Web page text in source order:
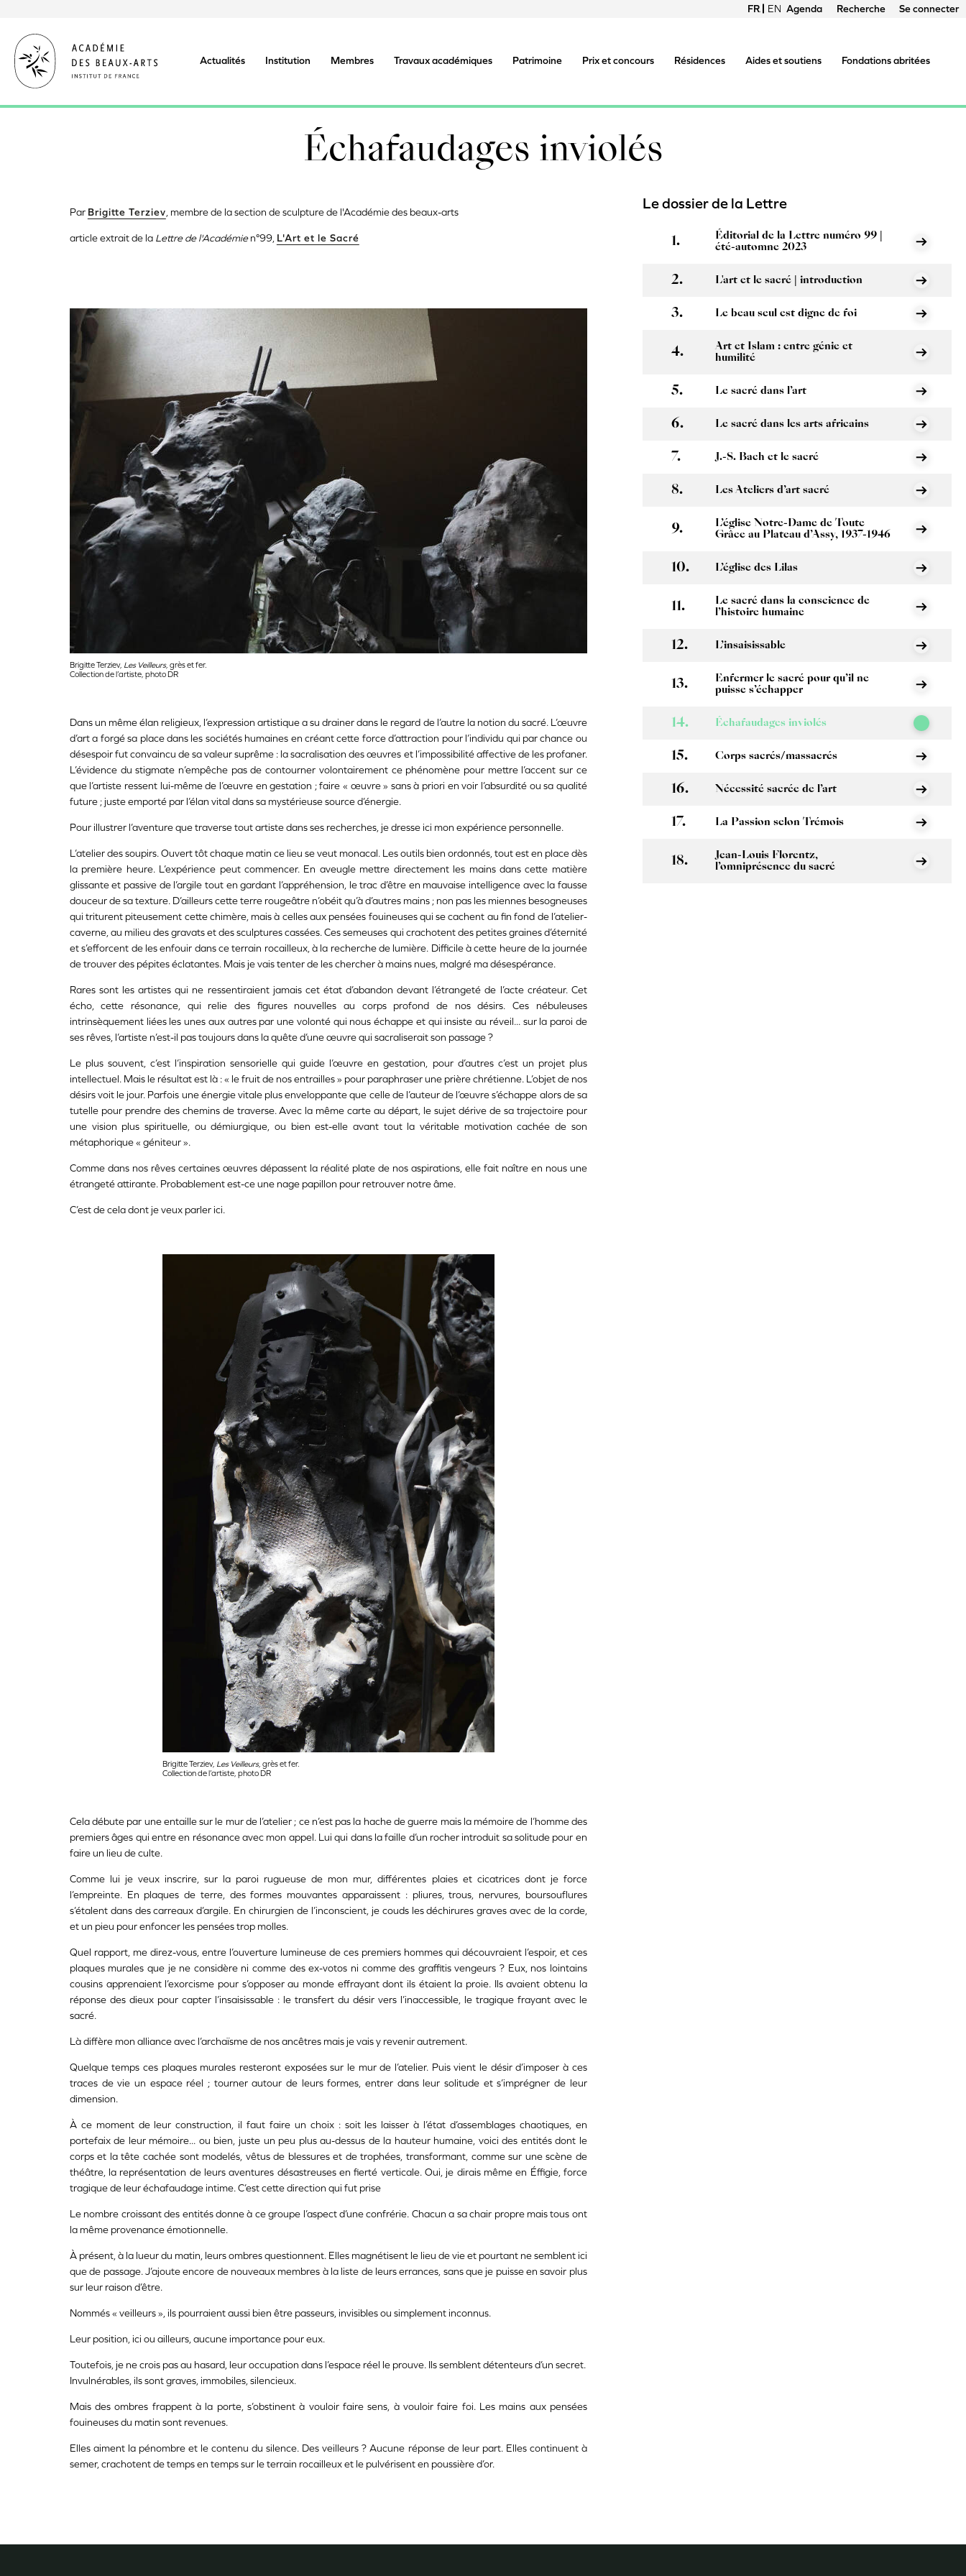
principal
FRANÇAIS
ENGLISH
du
compte
Agenda Recherche Se connecter
Actualités Institution Membres Travaux académiques Patrimoine Prix et concours Résidences Aides et soutiens Fondations abritées
Échafaudages inviolés
Par Brigitte Terziev, membre de la section de sculpture de l'Académie des beaux-arts
article extrait de la Lettre de l'Académien°99, L'Art et le Sacré
Brigitte Terziev, Les Veilleurs, grès et fer.
Collection de l’artiste, photo DR
Dans un même élan religieux, l’expression artistique a su drainer dans le regard de l’autre la notion du sacré. L’œuvre
d’art a forgé sa place dans les sociétés humaines en créant cette force d’attraction pour l’individu qui par chance ou
désespoir fut convaincu de sa valeur suprême : la sacralisation des œuvres et l’impossibilité affective de les profaner.
L’évidence du stigmate n’empêche pas de contourner volontairement ce phénomène pour mettre l’accent sur ce
que l’artiste ressent lui-même de l’œuvre en gestation ; faire « œuvre » sans à priori en voir l’absurdité ou sa qualité
future ; juste emporté par l’élan vital dans sa mystérieuse source d’énergie.
Pour illustrer l’aventure que traverse tout artiste dans ses recherches, je dresse ici mon expérience personnelle.
L’atelier des soupirs. Ouvert tôt chaque matin ce lieu se veut monacal. Les outils bien ordonnés, tout est en place dès
la première heure. L’expérience peut commencer. En aveugle mettre directement les mains dans cette matière
glissante et passive de l’argile tout en gardant l’appréhension, le trac d’être en mauvaise intelligence avec la fausse
douceur de sa texture. D’ailleurs cette terre rougeâtre n’obéit qu’à d’autres mains ; non pas les miennes besogneuses
qui triturent piteusement cette chimère, mais à celles aux pensées fouineuses qui se cachent au fin fond de l’atelier-
caverne, au milieu des gravats et des sculptures cassées. Ces semeuses qui crachotent des petites graines d’éternité
et s’efforcent de les enfouir dans ce terrain rocailleux, à la recherche de lumière. Difficile à cette heure de la journée
de trouver des pépites éclatantes. Mais je vais tenter de les chercher à mains nues, malgré ma désespérance.
Rares sont les artistes qui ne ressentiraient jamais cet état d’abandon devant l’étrangeté de l’acte créateur. Cet
écho, cette résonance, qui relie des figures nouvelles au corps profond de nos désirs. Ces nébuleuses
intrinsèquement liées les unes aux autres par une volonté qui nous échappe et qui insiste au réveil... sur la paroi de
ses rêves, l’artiste n’est-il pas toujours dans la quête d’une œuvre qui sacraliserait son passage ?
Le plus souvent, c’est l’inspiration sensorielle qui guide l’œuvre en gestation, pour d’autres c’est un projet plus
intellectuel. Mais le résultat est là : « le fruit de nos entrailles » pour paraphraser une prière chrétienne. L’objet de nos
désirs voit le jour. Parfois une énergie vitale plus enveloppante que celle de l’auteur de l’œuvre s’échappe alors de sa
tutelle pour prendre des chemins de traverse. Avec la même carte au départ, le sujet dérive de sa trajectoire pour
une vision plus spirituelle, ou démiurgique, ou bien est-elle avant tout la véritable motivation cachée de son
métaphorique « géniteur ».
Comme dans nos rêves certaines œuvres dépassent la réalité plate de nos aspirations, elle fait naître en nous une
étrangeté attirante. Probablement est-ce une nage papillon pour retrouver notre âme.
C’est de cela dont je veux parler ici.
Brigitte Terziev, Les Veilleurs, grès et fer.
Collection de l’artiste, photo DR
Cela débute par une entaille sur le mur de l’atelier ; ce n’est pas la hache de guerre mais la mémoire de l’homme des
premiers âges qui entre en résonance avec mon appel. Lui qui dans la faille d’un rocher introduit sa solitude pour en
faire un lieu de culte.
Comme lui je veux inscrire, sur la paroi rugueuse de mon mur, différentes plaies et cicatrices dont je force
l’empreinte. En plaques de terre, des formes mouvantes apparaissent : pliures, trous, nervures, boursouflures
s’étalent dans des carreaux d’argile. En chirurgien de l’inconscient, je couds les déchirures graves avec de la corde,
et un pieu pour enfoncer les pensées trop molles.
Quel rapport, me direz-vous, entre l’ouverture lumineuse de ces premiers hommes qui découvraient l’espoir, et ces
plaques murales que je ne considère ni comme des ex-votos ni comme des graffitis vengeurs ? Eux, nos lointains
cousins apprenaient l’exorcisme pour s’opposer au monde effrayant dont ils étaient la proie. Ils avaient obtenu la
réponse des dieux pour capter l’insaisissable : le transfert du désir vers l’inaccessible, le tragique frayant avec le
sacré.
Là diffère mon alliance avec l’archaïsme de nos ancêtres mais je vais y revenir autrement.
Quelque temps ces plaques murales resteront exposées sur le mur de l’atelier. Puis vient le désir d’imposer à ces
traces de vie un espace réel ; tourner autour de leurs formes, entrer dans leur solitude et s’imprégner de leur
dimension.
À ce moment de leur construction, il faut faire un choix : soit les laisser à l’état d’assemblages chaotiques, en
portefaix de leur mémoire... ou bien, juste un peu plus au-dessus de la hauteur humaine, voici des entités dont le
corps et la tête cachée sont modelés, vêtus de blessures et de trophées, transformant, comme sur une scène de
théâtre, la représentation de leurs aventures désastreuses en fierté verticale. Oui, je dirais même en Éffigie, force
tragique de leur échafaudage intime. C’est cette direction qui fut prise
Le nombre croissant des entités donne à ce groupe l’aspect d’une confrérie. Chacun a sa chair propre mais tous ont
la même provenance émotionnelle.
À présent, à la lueur du matin, leurs ombres questionnent. Elles magnétisent le lieu de vie et pourtant ne semblent ici
que de passage. J’ajoute encore de nouveaux membres à la liste de leurs errances, sans que je puisse en savoir plus
sur leur raison d’être.
Nommés « veilleurs », ils pourraient aussi bien être passeurs, invisibles ou simplement inconnus.
Leur position, ici ou ailleurs, aucune importance pour eux.
Toutefois, je ne crois pas au hasard, leur occupation dans l’espace réel le prouve. Ils semblent détenteurs d’un secret.
Invulnérables, ils sont graves, immobiles, silencieux.
Mais des ombres frappent à la porte, s’obstinent à vouloir faire sens, à vouloir faire foi. Les mains aux pensées
fouineuses du matin sont revenues.
Elles aiment la pénombre et le contenu du silence. Des veilleurs ? Aucune réponse de leur part. Elles continuent à
semer, crachotent de temps en temps sur le terrain rocailleux et le pulvérisent en poussière d’or.
Le dossier de la Lettre
Éditorial de la Lettre numéro 99 |
été-automne 2023
L'art et le sacré | introduction
Le beau seul est digne de foi
Art et Islam : entre génie et
humilité
Le sacré dans l’art
Le sacré dans les arts africains
J.-S. Bach et le sacré
Les Ateliers d’art sacré
L’église Notre-Dame de Toute
Grâce au Plateau d’Assy, 1937-1946
L’église des Lilas
Le sacré dans la conscience de
l’histoire humaine
L’insaisissable
Enfermer le sacré pour qu’il ne
puisse s’échapper
Échafaudages inviolés
Corps sacrés/massacrés
Nécessité sacrée de l’art
La Passion selon Trémois
Jean-Louis Florentz,
l’omniprésence du sacré